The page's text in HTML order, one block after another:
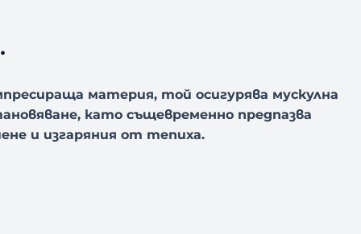
материя, той осигурява мускулна
като същевременно предпазва
и изгаряния от тепиха.